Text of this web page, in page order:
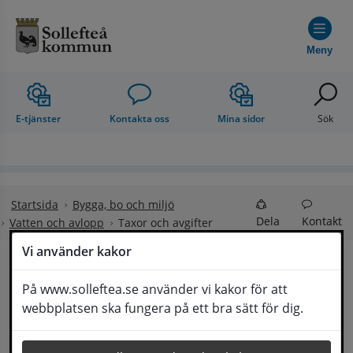
Vi använder kakor
På www.solleftea.se använder vi kakor för att
webbplatsen ska fungera på ett bra sätt för dig.
Meny
E-tjänster Kontakta oss Mina sidor Sök
Startsida
Bygga, bo och miljö
Vatten och avlopp
Taxor och avgifter Dela Kontakt
Taxor och avgifter
Du som är ansluten till det kommunala vatten-